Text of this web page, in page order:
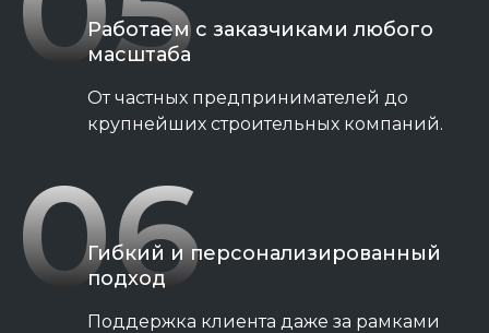
Работаем с заказчиками любого
масштаба
От частных предпринимателей до
крупнейших строительных компаний.
06
Гибкий и персонализированный
подход
Поддержка клиента даже за рамками